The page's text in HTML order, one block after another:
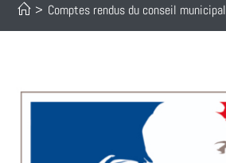
> Comptes rendus du conseil municipal